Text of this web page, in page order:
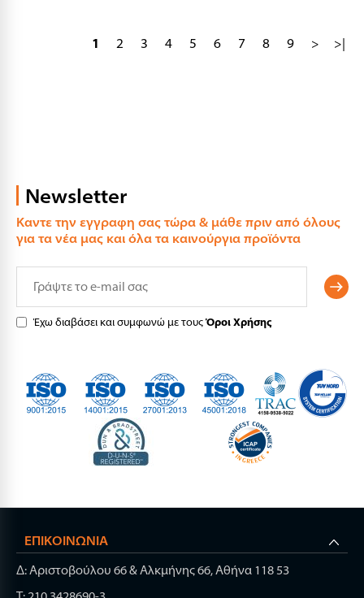
1 2 3 4 5 6 7 8 9 > >|
Newsletter
Καντε την εγγραφη σας τώρα & μάθε πριν από όλους
για τα νέα μας και όλα τα καινούργια προϊόντα
Έχω διαβάσει και συμφωνώ με τουςΌροι Χρήσης
ΕΠΙΚΟΙΝΩΝΊΑ
Δ: Αριστοβούλου 66 & Αλκμήνης 66, Αθήνα 118 53